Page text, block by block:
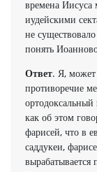
времена
иудейскими
не
понять
Ответ. Я, может
противоречие
как об этом
фарисей, что в
саддукеи,